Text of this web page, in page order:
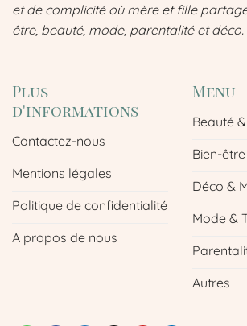
et de complicité où mère et fille
être, beauté, mode, parentalité et déco.
Plus
d'informations
Contactez-nous
Mentions légales
Politique de confidentialité
A propos de nous
Menu
Beauté
Bien-
Déco &
Mode &
Autres